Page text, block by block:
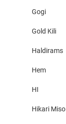
Gogi
Gold Kili
Haldirams
Hem
HI
Hikari Miso